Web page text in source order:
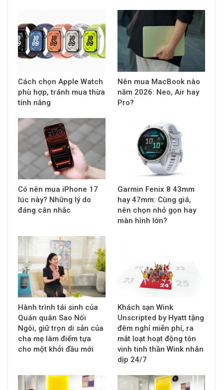
Cách chọn Apple Watch
phù hợp, tránh mua thừa
tính năng
Nên mua MacBook nào
năm 2026: Neo, Air hay
Pro?
Có nên mua iPhone 17
lúc này? Những lý do
đáng cân nhắc
Garmin Fenix 8 43mm
hay 47mm: Cùng giá,
nên chọn nhỏ gọn hay
màn hình lớn?
Hành trình tái sinh của
Quán quân Sao Nối
Ngôi, giữ trọn di sản của
cha mẹ làm điểm tựa
cho một khởi đầu mới
Khách sạn Wink
Unscripted by Hyatt tặng
đêm nghỉ miễn phí, ra
mắt loạt hoạt động tôn
vinh tinh thần Wink nhân
dịp 24/7